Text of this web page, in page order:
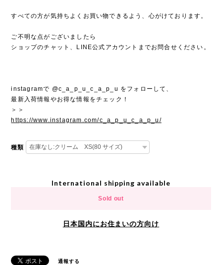
すべての方が気持ちよくお買い物できるよう、心がけております。
ご不明な点がございましたら
ショップのチャット、LINE公式アカウントまでお問合せください。
instagramで @c_a_p_u_c_a_p_u をフォローして、
最新入荷情報やお得な情報をチェック！
＞＞
https://www.instagram.com/c_a_p_u_c_a_p_u/
種類
International shipping available
Sold out
日本国内にお住まいの方向け
通報する